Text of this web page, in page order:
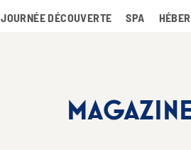
JOURNÉE DÉCOUVERTE SPA